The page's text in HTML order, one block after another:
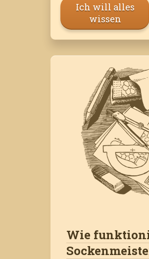
Ich will alles
wissen
Wie